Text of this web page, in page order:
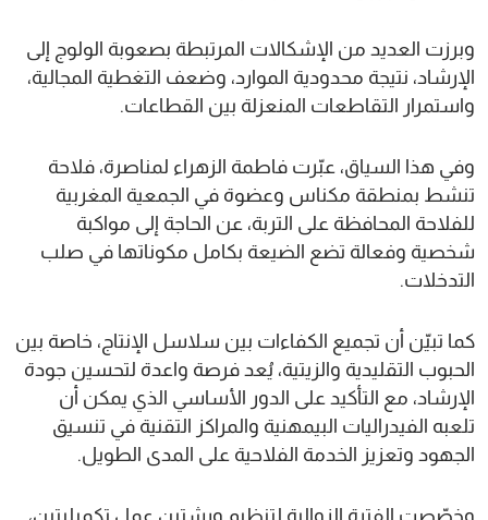
وبرزت العديد من الإشكالات المرتبطة بصعوبة الولوج إلى
الإرشاد، نتيجة محدودية الموارد، وضعف التغطية المجالية،
واستمرار التقاطعات المنعزلة بين القطاعات.
وفي هذا السياق، عبّرت فاطمة الزهراء لمناصرة، فلاحة
تنشط بمنطقة مكناس وعضوة في الجمعية المغربية
للفلاحة المحافظة على التربة، عن الحاجة إلى مواكبة
شخصية وفعالة تضع الضيعة بكامل مكوناتها في صلب
التدخلات.
كما تبيّن أن تجميع الكفاءات بين سلاسل الإنتاج، خاصة بين
الحبوب التقليدية والزيتية، يُعد فرصة واعدة لتحسين جودة
الإرشاد، مع التأكيد على الدور الأساسي الذي يمكن أن
تلعبه الفيدراليات البيمهنية والمراكز التقنية في تنسيق
الجهود وتعزيز الخدمة الفلاحية على المدى الطويل.
وخصّصت الفترة الزوالية لتنظيم ورشتين عمل تكميليتين،